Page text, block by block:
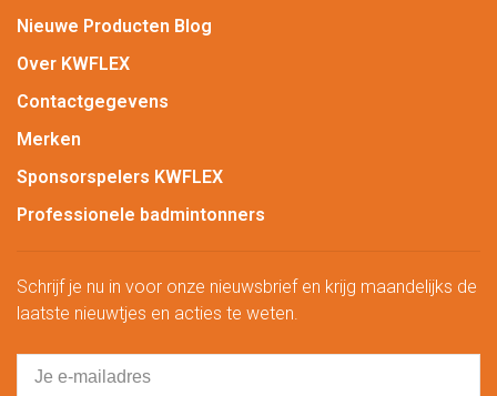
Nieuwe Producten Blog
Over KWFLEX
Contactgegevens
Merken
Sponsorspelers KWFLEX
Professionele badmintonners
Schrijf je nu in voor onze nieuwsbrief en krijg maandelijks de
laatste nieuwtjes en acties te weten.